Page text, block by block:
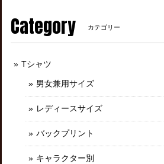
Category カテゴリー
Tシャツ
男女兼用サイズ
レディースサイズ
バックプリント
キャラクター別